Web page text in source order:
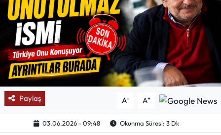
Paylaş A- A+
03.06.2026 - 09:48 Okunma Süresi: 3 Dk
Röportaj
Manşet
Köşe Yazıları
Karikatür Galeri
BIK
ASTROLOJİ